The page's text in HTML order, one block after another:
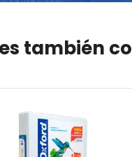
también